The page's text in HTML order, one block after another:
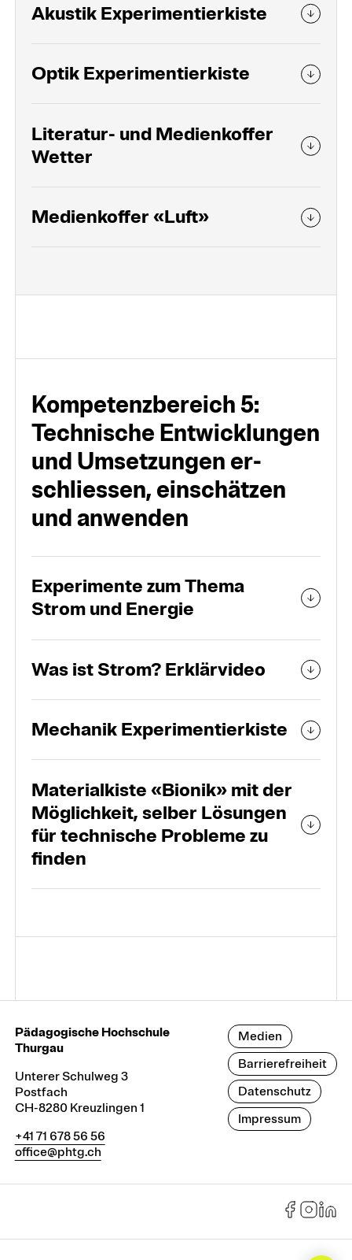
Akustik Experimentierkiste
Optik Experimentierkiste
Literatur- und Medienkoffer
Wetter
Medienkoffer «Luft»
Kompetenz­bereich 5:
Tech­nische Ent­wick­lungen
und Um­setzungen er­
schliessen, ein­schätzen
und an­wenden
Experimente zum Thema
Strom und Energie
Was ist Strom? Erklärvideo
Mechanik Experimentierkiste
Materialkiste «Bionik» mit der
Möglichkeit, selber Lösungen
für technische Probleme zu
finden
Pädagogische Hochschule
Thurgau
Unterer Schulweg 3
Postfach
CH-8280 Kreuzlingen 1
+41 71 678 56 56
office@phtg.ch
Medien
Barrierefreiheit
Datenschutz
Impressum